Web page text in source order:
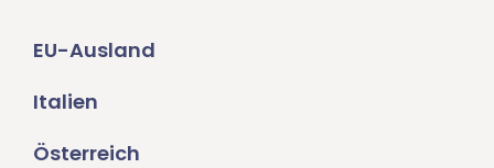
EU-Ausland
Italien
Österreich